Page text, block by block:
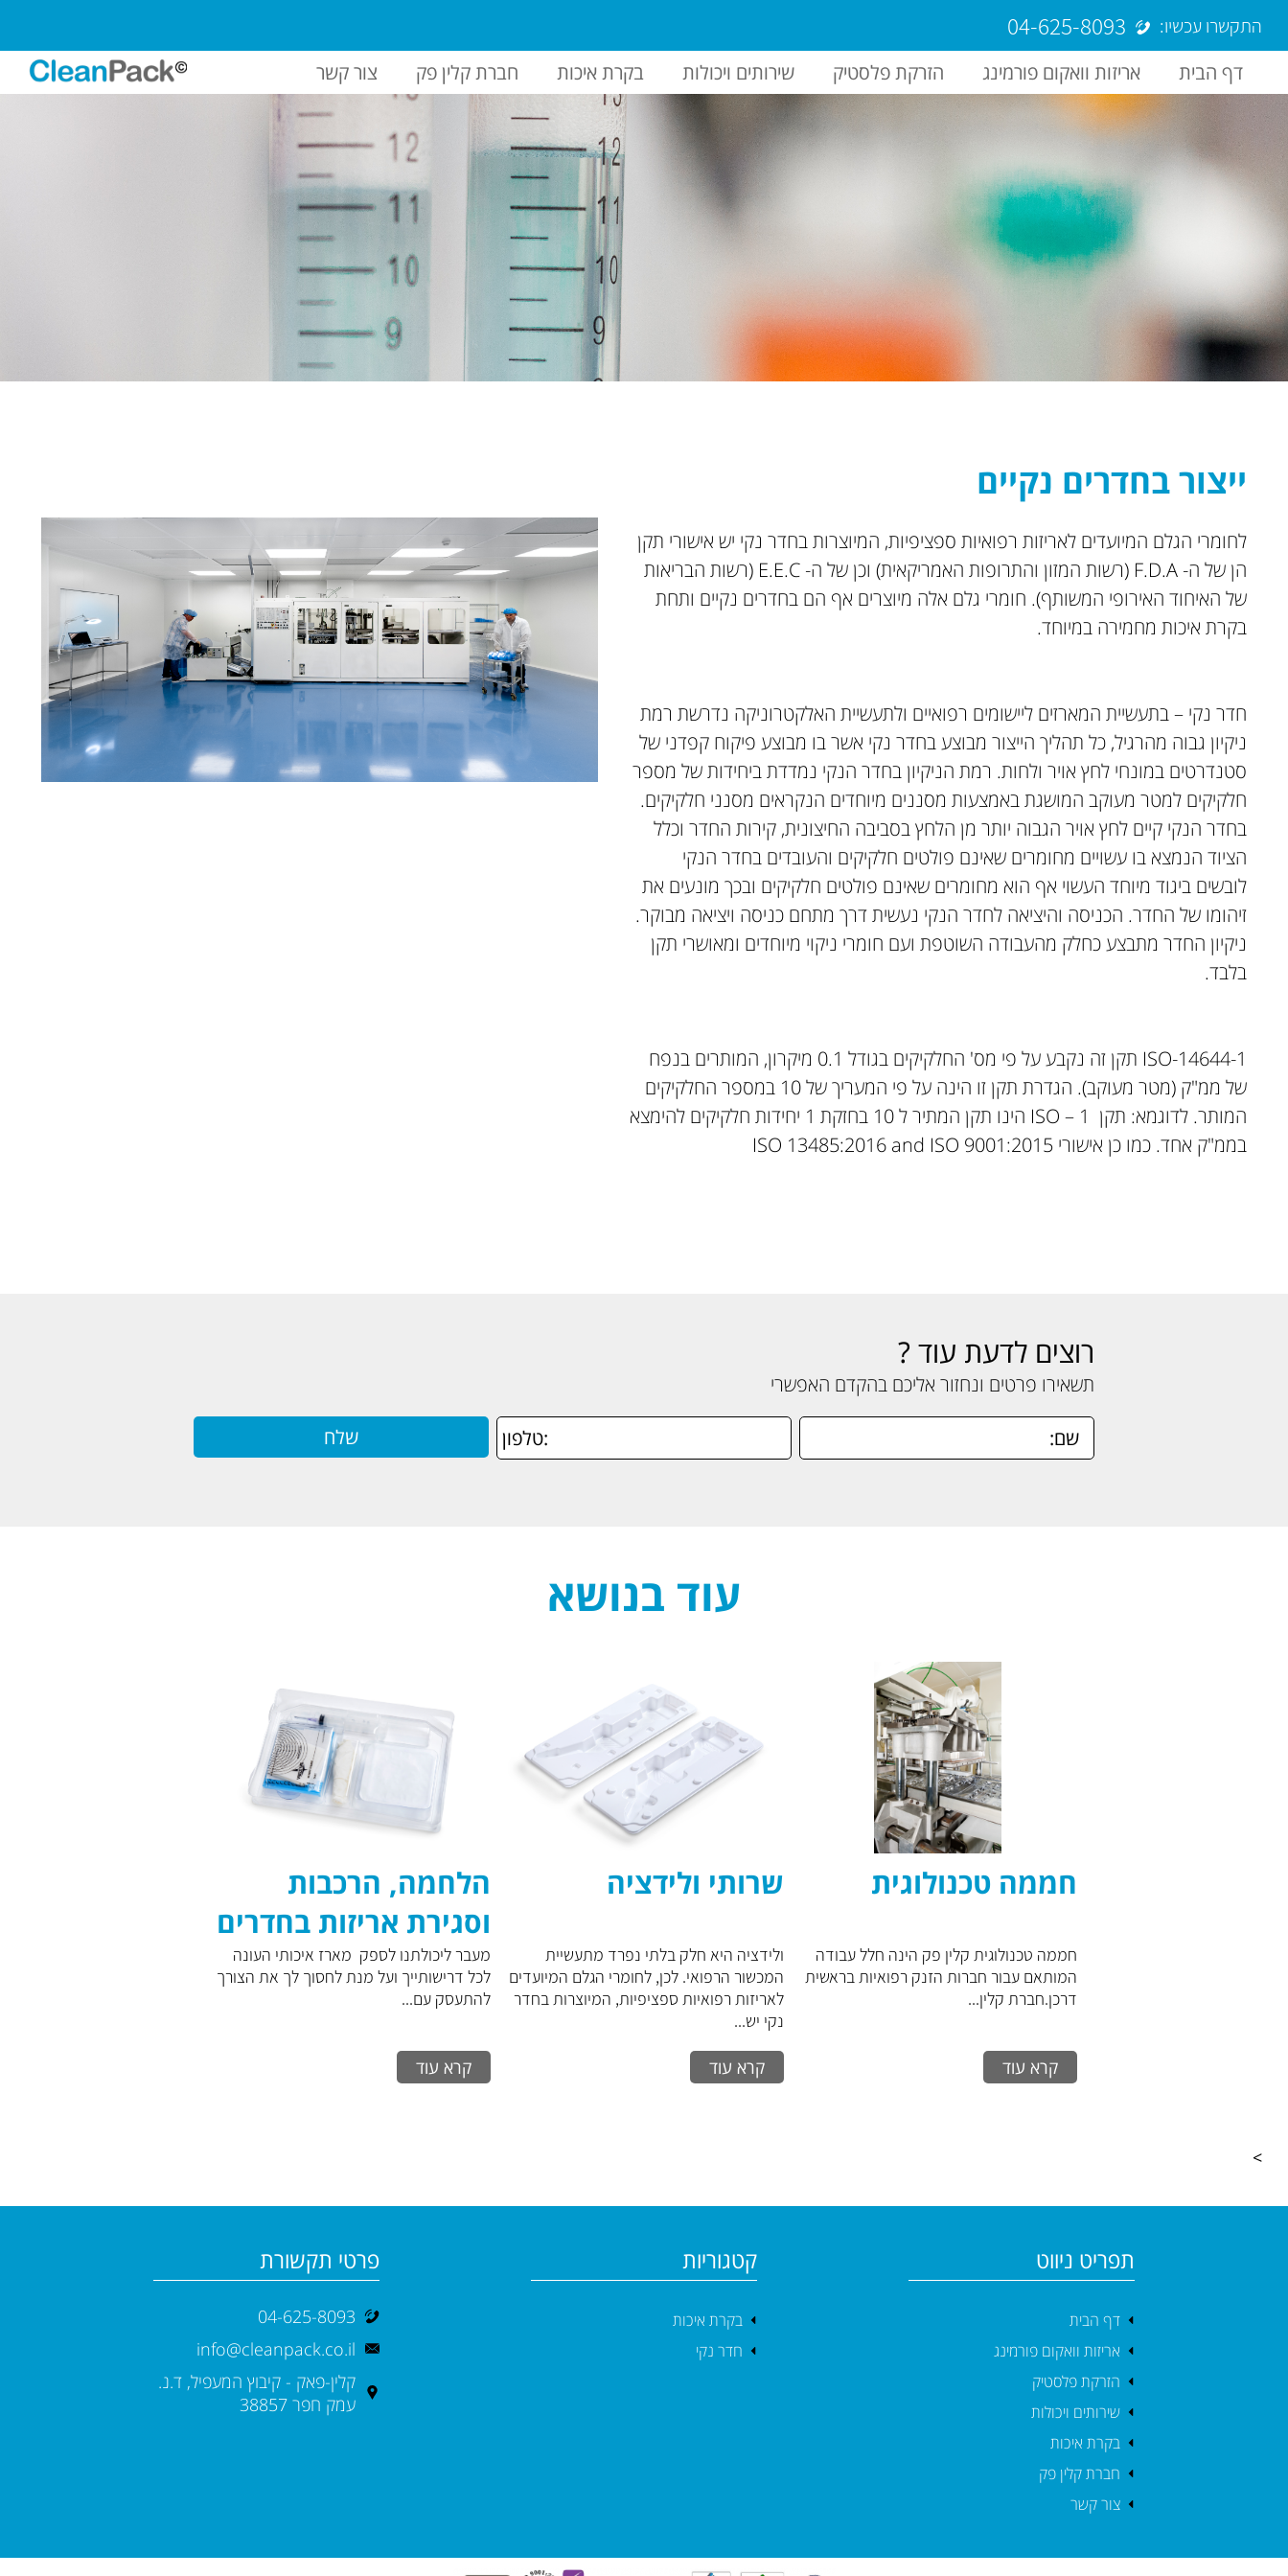
התקשרו עכשיו: 04-625-8093
דף הבית אריזות וואקום פורמינג הזרקת פלסטיק שירותים ויכולות בקרת איכות חברת קלין פק צור קשר
ייצור בחדרים נקיים
לחומרי הגלם המיועדים לאריזות רפואיות ספציפיות, המיוצרות בחדר נקי יש אישורי תקן
הן של ה- F.D.A (רשות המזון והתרופות האמריקאית) וכן של ה- E.E.C (רשות הבריאות
של האיחוד האירופי המשותף). חומרי גלם אלה מיוצרים אף הם בחדרים נקיים ותחת
בקרת איכות מחמירה במיוחד.
חדר נקי – בתעשיית המארזים ליישומים רפואיים ולתעשיית האלקטרוניקה נדרשת רמת
ניקיון גבוה מהרגיל, כל תהליך הייצור מבוצע בחדר נקי אשר בו מבוצע פיקוח קפדני של
סטנדרטים במונחי לחץ אויר ולחות. רמת הניקיון בחדר הנקי נמדדת ביחידות של מספר
חלקיקים למטר מעוקב המושגת באמצעות מסננים מיוחדים הנקראים מסנני חלקיקים.
בחדר הנקי קיים לחץ אויר הגבוה יותר מן הלחץ בסביבה החיצונית, קירות החדר וכלל
הציוד הנמצא בו עשויים מחומרים שאינם פולטים חלקיקים והעובדים בחדר הנקי
לובשים ביגוד מיוחד העשוי אף הוא מחומרים שאינם פולטים חלקיקים ובכך מונעים את
זיהומו של החדר. הכניסה והיציאה לחדר הנקי נעשית דרך מתחם כניסה ויציאה מבוקר.
ניקיון החדר מתבצע כחלק מהעבודה השוטפת ועם חומרי ניקוי מיוחדים ומאושרי תקן
בלבד.
ISO-14644-1 תקן זה נקבע על פי מס' החלקיקים בגודל 0.1 מיקרון, המותרים בנפח
של ממ"ק (מטר מעוקב). הגדרת תקן זו הינה על פי המעריך של 10 במספר החלקיקים
המותר. לדוגמא: תקן ISO – 1 הינו תקן המתיר ל 10 בחזקת 1 יחידות חלקיקים להימצא
בממ"ק אחד. כמו כן אישורי ISO 13485:2016 and ISO 9001:2015
רוצים לדעת עוד ?
תשאירו פרטים ונחזור אליכם בהקדם האפשרי
עוד בנושא
חממה טכנולוגית
חממה טכנולוגית קלין פק הינה חלל עבודה
המותאם עבור חברות הזנק רפואיות בראשית
דרכן.חברת קלין...
קרא עוד
שרותי ולידציה
ולידציה היא חלק בלתי נפרד מתעשיית
המכשור הרפואי. לכן, לחומרי הגלם המיועדים
לאריזות רפואיות ספציפיות, המיוצרות בחדר
נקי יש...
קרא עוד
הלחמה, הרכבות
וסגירת אריזות בחדרים
נקיים
מעבר ליכולתנו לספק מארז איכותי העונה
לכל דרישותייך ועל מנת לחסוך לך את הצורך
להתעסק עם...
קרא עוד
>
תפריט ניווט
דף הבית
אריזות וואקום פורמינג
הזרקת פלסטיק
שירותים ויכולות
בקרת איכות
חברת קלין פק
צור קשר
קטגוריות
בקרת איכות
חדר נקי
פרטי תקשורת
04-625-8093
info@cleanpack.co.il
קלין-פאק - קיבוץ המעפיל, ד.נ.
עמק חפר 38857